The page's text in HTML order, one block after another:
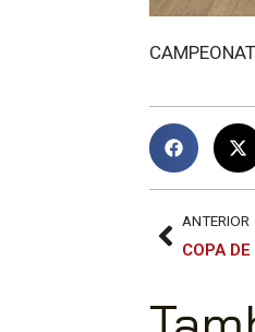
ANTERIOR